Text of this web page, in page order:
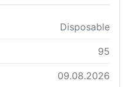
Disposable
95
09.08.2026